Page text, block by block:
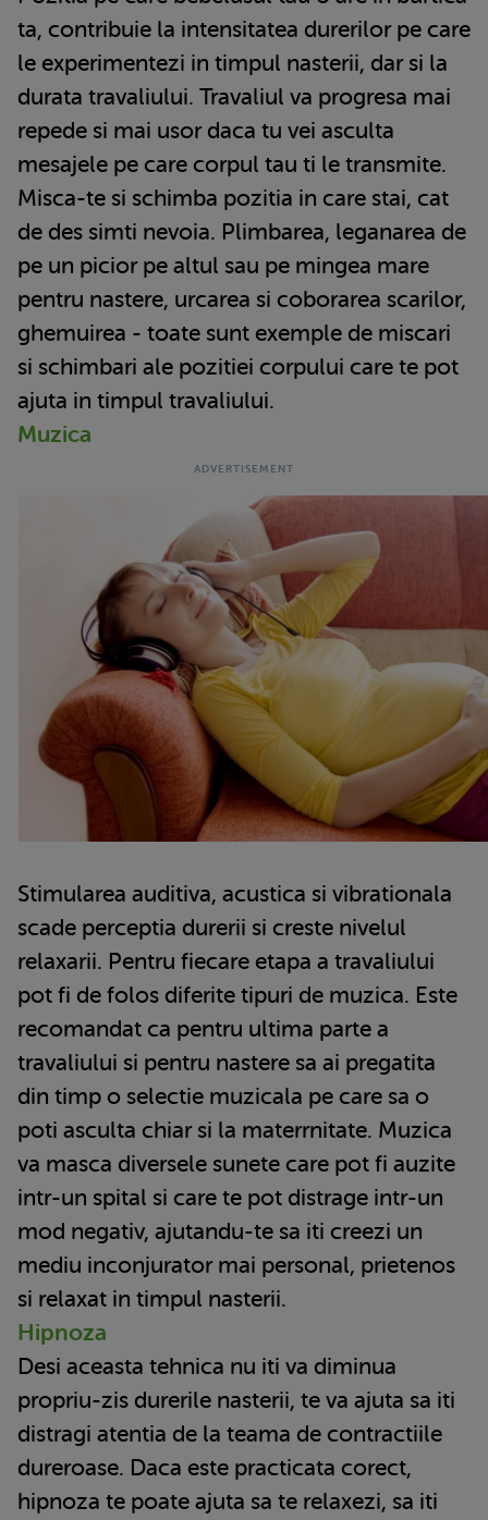
ta, contribuie la intensitatea durerilor pe care
le experimentezi in timpul nasterii, dar si la
durata travaliului. Travaliul va progresa mai
repede si mai usor daca tu vei asculta
mesajele pe care corpul tau ti le transmite.
Misca-te si schimba pozitia in care stai, cat
de des simti nevoia. Plimbarea, leganarea de
pe un picior pe altul sau pe mingea mare
pentru nastere, urcarea si coborarea scarilor,
ghemuirea - toate sunt exemple de miscari
si schimbari ale pozitiei corpului care te pot
ajuta in timpul travaliului.
Muzica
Stimularea auditiva, acustica si vibrationala
scade perceptia durerii si creste nivelul
relaxarii. Pentru fiecare etapa a travaliului
pot fi de folos diferite tipuri de muzica. Este
recomandat ca pentru ultima parte a
travaliului si pentru nastere sa ai pregatita
din timp o selectie muzicala pe care sa o
poti asculta chiar si la materrnitate. Muzica
va masca diversele sunete care pot fi auzite
intr-un spital si care te pot distrage intr-un
mod negativ, ajutandu-te sa iti creezi un
mediu inconjurator mai personal, prietenos
si relaxat in timpul nasterii.
Hipnoza
Desi aceasta tehnica nu iti va diminua
propriu-zis durerile nasterii, te va ajuta sa iti
distragi atentia de la teama de contractiile
dureroase. Daca este practicata corect,
hipnoza te poate ajuta sa te relaxezi, sa iti